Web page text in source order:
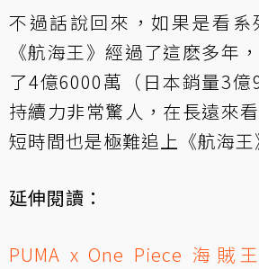
不過話說回來，如果是看系
《航海王》經過了這麽多年
了4億6000萬（日本銷量3億
持續力非常驚人，在長遠來
短時間也是極難追上《航海王
延伸閱讀：
PUMA x One Piece 海賊